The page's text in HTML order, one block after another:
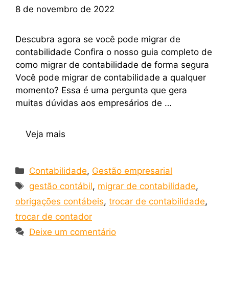
8 de novembro de 2022
Descubra agora se você pode migrar de
contabilidade Confira o nosso guia completo de
como migrar de contabilidade de forma segura
Você pode migrar de contabilidade a qualquer
momento? Essa é uma pergunta que gera
muitas dúvidas aos empresários de …
Veja mais
Contabilidade, Gestão empresarial
gestão contábil, migrar de contabilidade,
obrigações contábeis, trocar de contabilidade,
trocar de contador
Deixe um comentário